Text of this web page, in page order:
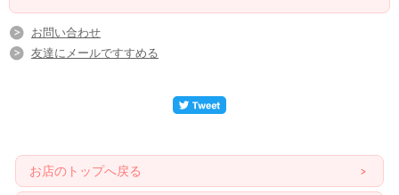
お問い合わせ
友達にメールですすめる
お店のトップへ戻る